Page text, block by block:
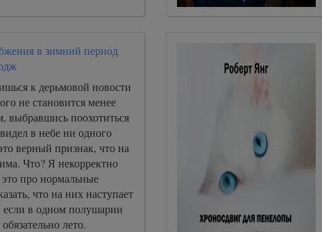
в зимний период
к дерьмовой новости
не становится менее
выбравшись поохотиться
в небе ни одного
верный признак, что на
Что? Я некорректно
про нормальные
что на них наступает
если в одном полушарии
лето.